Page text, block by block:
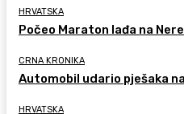
HRVATSKA
Počeo Maraton lađa na
CRNA KRONIKA
Automobil udario pješaka
HRVATSKA